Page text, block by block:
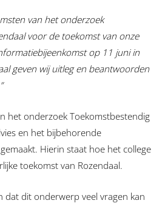
van het onderzoek
voor de toekomst van onze
op 11 juni in
geven wij uitleg en beantwoorden
het onderzoek Toekomstbestendig
en het bijbehorende
Hierin staat hoe het college
toekomst van Rozendaal.
dat dit onderwerp veel vragen kan